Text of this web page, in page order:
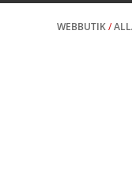
WEBBUTIK/